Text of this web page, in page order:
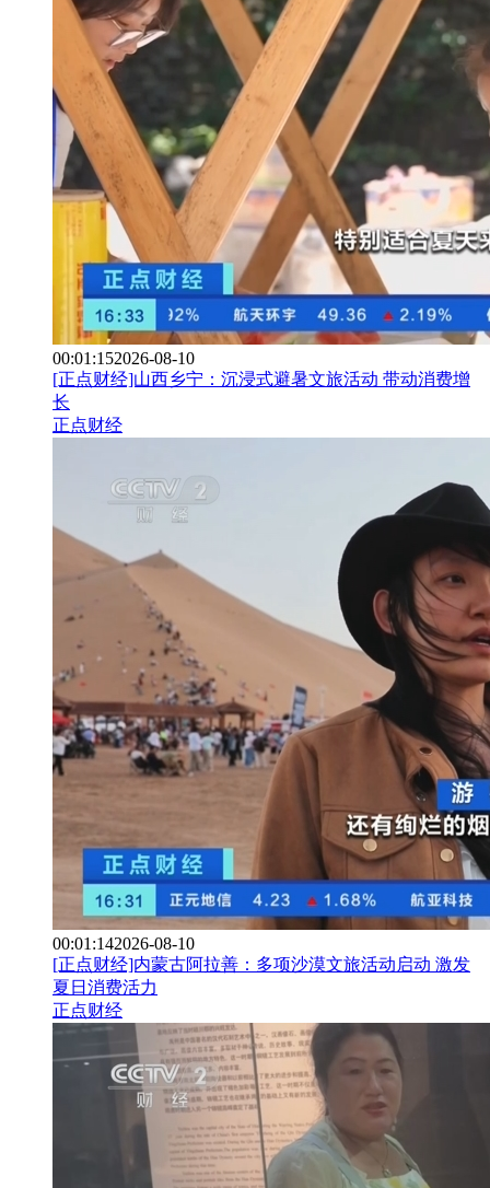
00:01:152026-08-10
[正点财经]山西乡宁：沉浸式避暑文旅活动 带动消费增
长
正点财经
00:01:142026-08-10
[正点财经]内蒙古阿拉善：多项沙漠文旅活动启动 激发
夏日消费活力
正点财经